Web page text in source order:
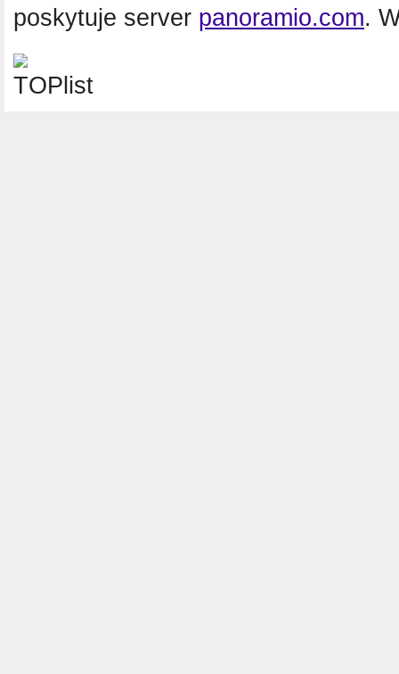
poskytuje server panoramio.com.